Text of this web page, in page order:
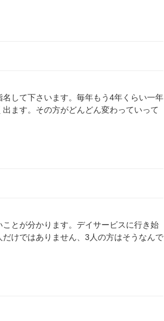
して下さいます。毎年もう4年くらい一年
ます。その方がどんどん変わっていって
とが分かります。デイサービスに行き始
けではありません、3人の方はそうなんで